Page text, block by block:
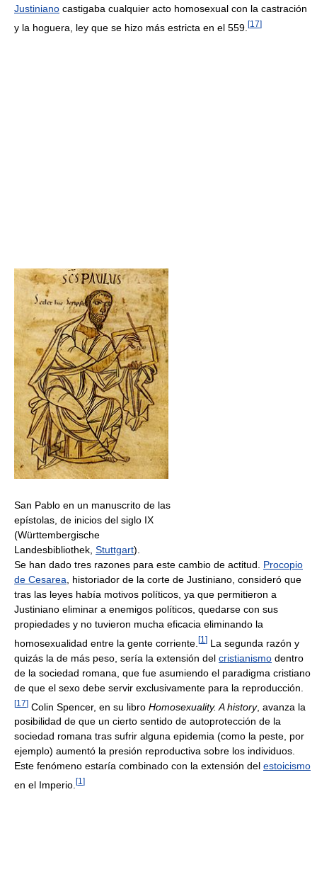
Justiniano castigaba cualquier acto homosexual con la castración
y la hoguera, ley que se hizo más estricta en el 559. [17]
San Pablo en un manuscrito de las
epístolas, de inicios del siglo IX
(Württembergische
Landesbibliothek, Stuttgart).
Se han dado tres razones para este cambio de actitud. Procopio
de Cesarea , historiador de la corte de Justiniano, consideró que
tras las leyes había motivos políticos, ya que permitieron a
Justiniano eliminar a enemigos políticos, quedarse con sus
propiedades y no tuvieron mucha eficacia eliminando la
homosexualidad entre la gente corriente. [1 ] La segunda razón y
quizás la de más peso, sería la extensión del cristianismo dentro
de la sociedad romana, que fue asumiendo el paradigma cristiano
de que el sexo debe servir exclusivamente para la reproducción.
[17] Colin Spencer, en su libro Homosexuality. A history, avanza la
posibilidad de que un cierto sentido de autoprotección de la
sociedad romana tras sufrir alguna epidemia (como la peste, por
ejemplo) aumentó la presión reproductiva sobre los individuos.
Este fenómeno estaría combinado con la extensión del estoicismo
en el Imperio. [1 ]